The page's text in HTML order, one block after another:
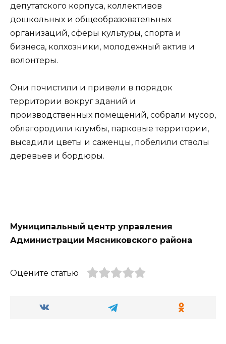
депутатского корпуса, коллективов
дошкольных и общеобразовательных
организаций, сферы культуры, спорта и
бизнеса, колхозники, молодежный актив и
волонтеры.
Они почистили и привели в порядок
территории вокруг зданий и
производственных помещений, собрали мусор,
облагородили клумбы, парковые территории,
высадили цветы и саженцы, побелили стволы
деревьев и бордюры.
Муниципальный центр управления
Администрации Мясниковского района
Оцените статью